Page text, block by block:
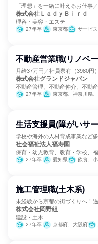
「理想」を一緒に叶えるお仕事
株式会社ＬａｄｙＢｉｒｄ
理容・美容・エステ
27年卒 東京都 サービ
不動産営業職(リノベ
月給37万円／社員寮有（3980円
株式会社グランドジャパン
不動産管理、不動産仲介、不動産
27年卒 東京都、神奈川県、愛知
生活支援員(障がいサ
学校や海外の人材育成事業など
社会福祉法人福寿園
保育・幼児教育、教育・学校、
27年卒 愛知県 飲食、小売
施工管理職(土木系)
未経験から京都の街づくりへ！
株式会社岡野組
建設・土木
27年卒 京都府、大阪府